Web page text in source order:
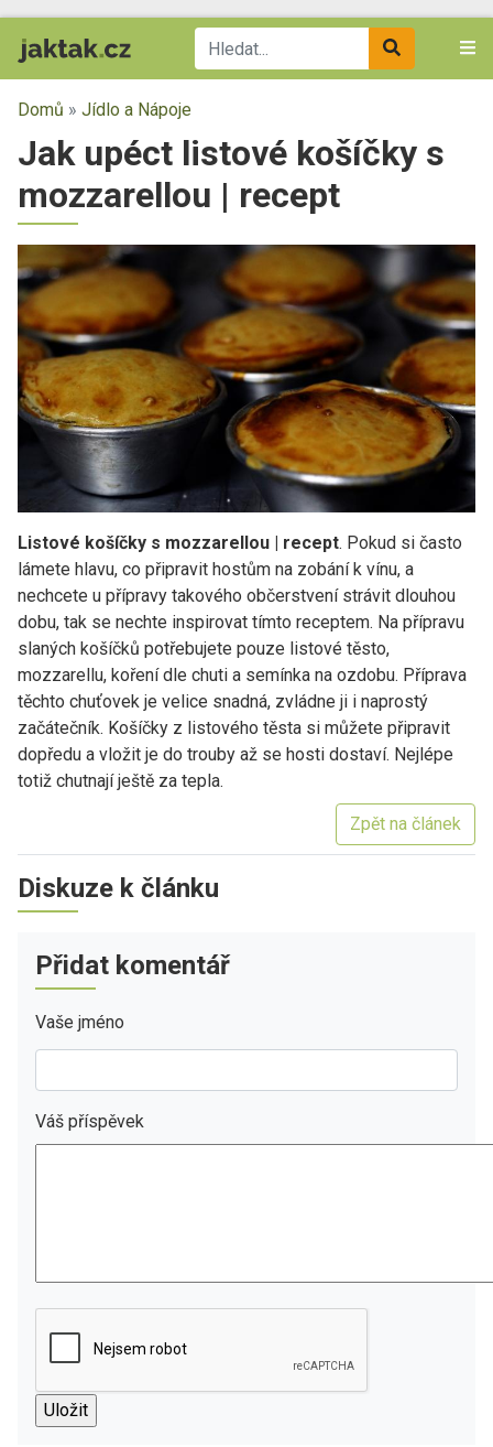
Domů » Jídlo a Nápoje
Jak upéct listové košíčky s
mozzarellou | recept
Listové košíčky s mozzarellou | recept. Pokud si často
lámete hlavu, co připravit hostům na zobání k vínu, a
nechcete u přípravy takového občerstvení strávit dlouhou
dobu, tak se nechte inspirovat tímto receptem. Na přípravu
slaných košíčků potřebujete pouze listové těsto,
mozzarellu, koření dle chuti a semínka na ozdobu. Příprava
těchto chuťovek je velice snadná, zvládne ji i naprostý
začátečník. Košíčky z listového těsta si můžete připravit
dopředu a vložit je do trouby až se hosti dostaví. Nejlépe
totiž chutnají ještě za tepla.
Zpět na článek
Diskuze k článku
Přidat komentář
Vaše jméno
Váš příspěvek